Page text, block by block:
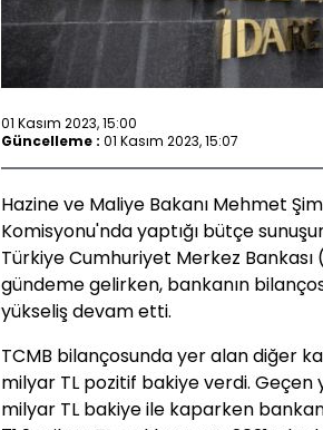
01 Kasım 2023, 15:00
Güncelleme : 01 Kasım 2023, 15:07
Hazine ve Maliye Bakanı Mehmet
Komisyonu'nda yaptığı bütçe
Türkiye Cumhuriyet Merkez Bankası
gündeme gelirken, bankanın
yükseliş devam etti.
TCMB bilançosunda yer alan diğer
milyar TL pozitif bakiye verdi. Geçen
milyar TL bakiye ile kaparken